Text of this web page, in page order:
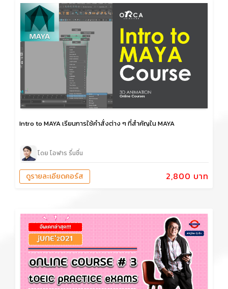
Intro to MAYA เรียนการใช้คำสั่งต่าง ๆ ที่สำคัญใน MAYA
โดย โอฬาร รื่นชื่น
2,800 บาท
ดูรายละเอียดคอร์ส